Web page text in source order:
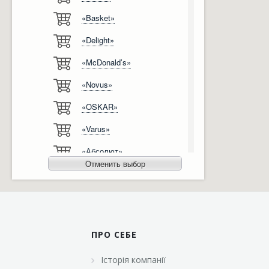
Відгуки
Ліцензії, сертифікати, дипломи
Автоматизація
Сервіс
«Basket»
«Delight»
«McDonald’s»
«Novus»
«OSKAR»
«Varus»
«Абсолют»
«Агро-Овен»
«Бімаркет»
«Брусничка»
Отменить выбор
ПРО СЕБЕ
Історія компанії